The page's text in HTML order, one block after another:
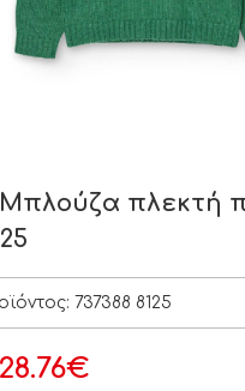
Μπλούζα πλεκτή
737388 8125
28.76€